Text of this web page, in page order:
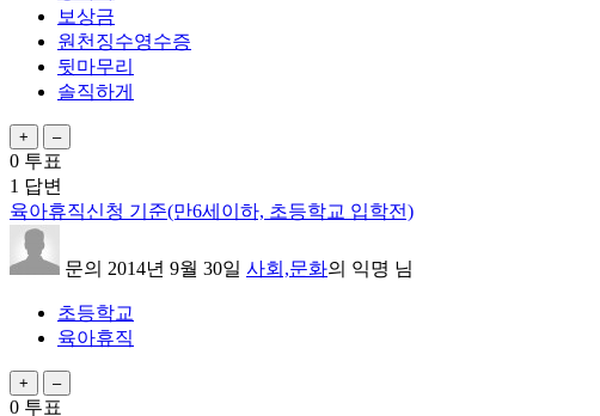
보상금
원천징수영수증
뒷마무리
솔직하게
0 투표
1 답변
육아휴직신청 기준(만6세이하, 초등학교 입학전)
문의 2014년 9월 30일 사회,문화의 익명 님
초등학교
육아휴직
0 투표